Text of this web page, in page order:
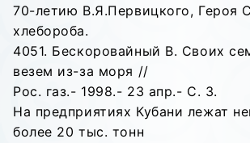
70-летию В.Я.Первицкого, Героя
хлебороба.
4051. Бескоровайный В. Своих
везем из-за моря //
Рос. газ.- 1998.- 23 апр.- С. 3.
На предприятиях Кубани лежат
более 20 тыс. тонн